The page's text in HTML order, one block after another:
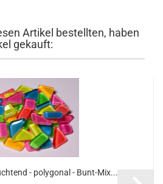
Artikel bestellten, haben
gekauft:
- polygonal - Bunt-Mix...